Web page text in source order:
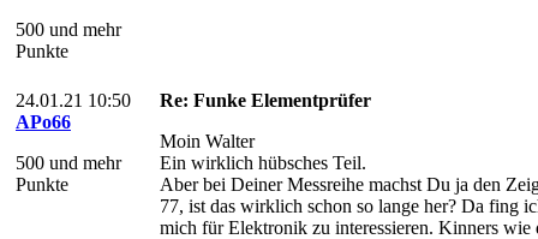
500 und mehr
Punkte
24.01.21 10:50
APo66
500 und mehr
Punkte
Re: Funke Elementprüfer
Moin Walter
Ein wirklich hübsches Teil.
Aber bei Deiner Messreihe machst Du ja den
77, ist das wirklich schon so lange her? Da fing
mich für Elektronik zu interessieren. Kinners wie